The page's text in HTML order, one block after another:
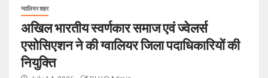
ग्वालियर शहर
अखिल भारतीय स्वर्णकार समाज एवं ज्वेलर्स
एसोसिएशन ने की ग्वालियर जिला पदाधिकारियों की
नियुक्ति